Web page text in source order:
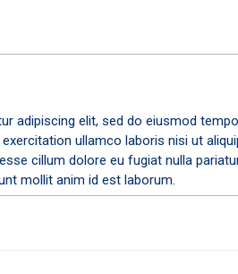
adipiscing elit, sed do eiusmod
ullamco laboris nisi ut
cillum dolore eu fugiat nulla
mollit anim id est laborum.